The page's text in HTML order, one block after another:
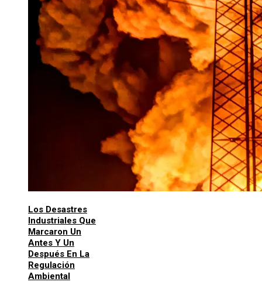
Los Desastres
Industriales Que
Marcaron Un
Antes Y Un
Después En La
Regulación
Ambiental